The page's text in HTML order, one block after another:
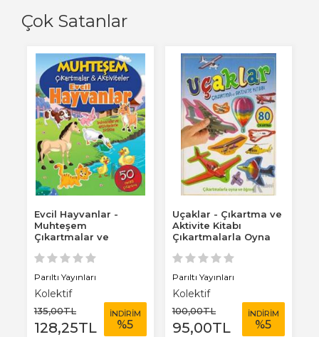
Çok Satanlar
Evcil Hayvanlar -
Muhteşem
Çıkartmalar ve
ve...
Parıltı Yayınları
Kolektif
135,00TL
128,25TL
İNDİRİM
%5
Uçaklar - Çıkartma ve
Aktivite Kitabı
Çıkartmalarla Oyna
Parıltı Yayınları
Kolektif
100,00TL
95,00TL
İNDİRİM
%5